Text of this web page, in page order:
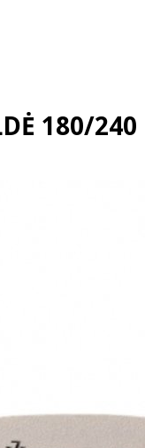
180/240